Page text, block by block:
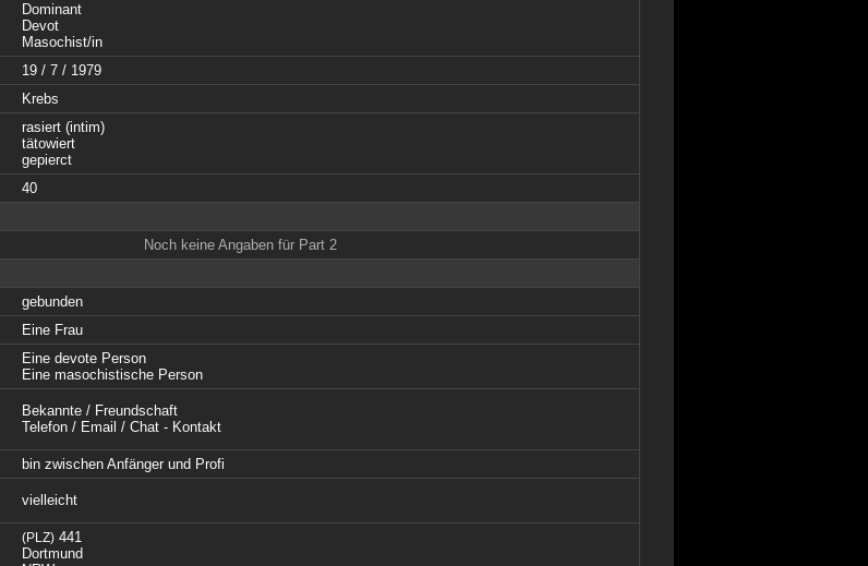
Dominant
Devot
Masochist/in
19 / 7 / 1979
Krebs
rasiert (intim)
tätowiert
gepierct
40
Noch keine Angaben für Part 2
gebunden
Eine Frau
Eine devote Person
Eine masochistische Person
Bekannte / Freundschaft
Telefon / Email / Chat - Kontakt
bin zwischen Anfänger und Profi
vielleicht
(PLZ) 441
Dortmund